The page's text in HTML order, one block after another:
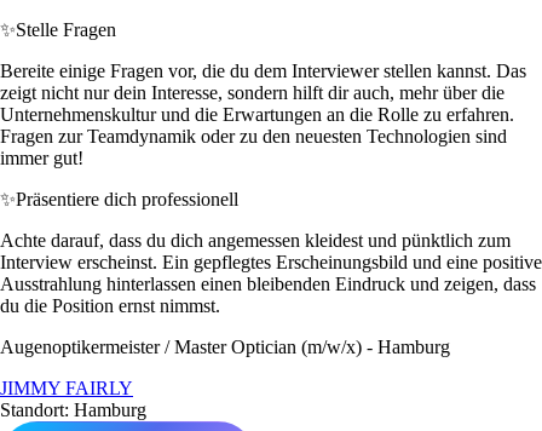
✨Stelle Fragen
Bereite einige Fragen vor, die du dem Interviewer stellen kannst. Das
zeigt nicht nur dein Interesse, sondern hilft dir auch, mehr über die
Unternehmenskultur und die Erwartungen an die Rolle zu erfahren.
Fragen zur Teamdynamik oder zu den neuesten Technologien sind
immer gut!
✨Präsentiere dich professionell
Achte darauf, dass du dich angemessen kleidest und pünktlich zum
Interview erscheinst. Ein gepflegtes Erscheinungsbild und eine positive
Ausstrahlung hinterlassen einen bleibenden Eindruck und zeigen, dass
du die Position ernst nimmst.
Augenoptikermeister / Master Optician (m/w/x) - Hamburg
JIMMY FAIRLY
Standort: Hamburg